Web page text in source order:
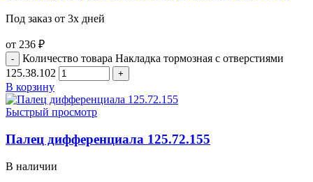
Под заказ от 3х дней
от 236 ₽
Количество товара Накладка тормозная с отверстиями
125.38.102
В корзину
Быстрый просмотр
Палец дифференциала 125.72.155
В наличии